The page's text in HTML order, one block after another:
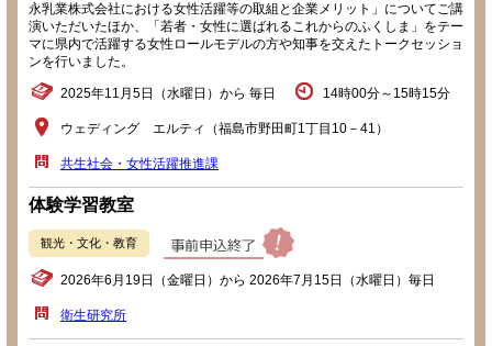
永乳業株式会社における女性活躍等の取組と企業メリット」についてご講
演いただいたほか、「若者・女性に選ばれるこれからのふくしま」をテー
マに県内で活躍する女性ロールモデルの方や知事を交えたトークセッショ
ンを行いました。
2025年11月5日（水曜日）から 毎日 14時00分～15時15分
ウェディング エルティ（福島市野田町1丁目10－41）
共生社会・女性活躍推進課
体験学習教室
観光・文化・教育
2026年6月19日（金曜日）から 2026年7月15日（水曜日）毎日
衛生研究所